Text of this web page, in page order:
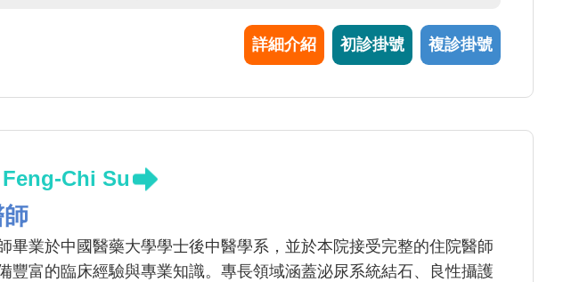
詳細介紹 初診掛號 複診掛號
Chi Su
畢業於中國醫藥大學學士後中醫學系，並於本院接受完整的住院醫師
豐富的臨床經驗與專業知識。專長領域涵蓋泌尿系統結石、良性攝護